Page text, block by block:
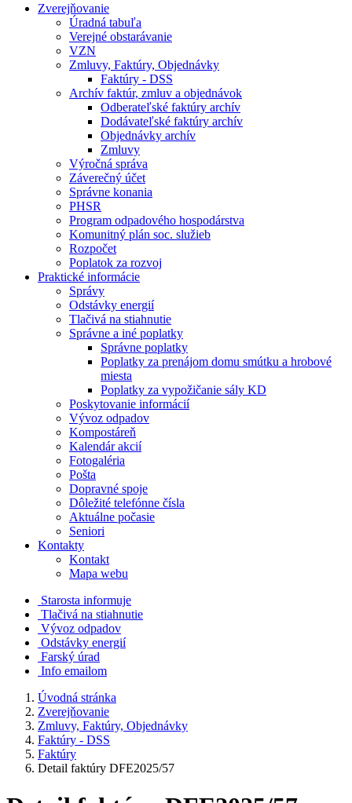
Zverejňovanie
Úradná tabuľa
Verejné obstarávanie
VZN
Zmluvy, Faktúry, Objednávky
Faktúry - DSS
Archív faktúr, zmluv a objednávok
Odberateľské faktúry archív
Dodávateľské faktúry archív
Objednávky archív
Zmluvy
Výročná správa
Záverečný účet
Správne konania
PHSR
Program odpadového hospodárstva
Komunitný plán soc. služieb
Rozpočet
Poplatok za rozvoj
Praktické informácie
Správy
Odstávky energií
Tlačivá na stiahnutie
Správne a iné poplatky
Správne poplatky
Poplatky za prenájom domu smútku a hrobové
miesta
Poplatky za vypožičanie sály KD
Poskytovanie informácií
Vývoz odpadov
Kompostáreň
Kalendár akcií
Fotogaléria
Pošta
Dopravné spoje
Dôležité telefónne čísla
Aktuálne počasie
Seniori
Kontakty
Kontakt
Mapa webu
Starosta informuje
Tlačivá na stiahnutie
Vývoz odpadov
Odstávky energií
Farský úrad
Info emailom
Úvodná stránka
Zverejňovanie
Zmluvy, Faktúry, Objednávky
Faktúry - DSS
Faktúry
Detail faktúry DFE2025/57